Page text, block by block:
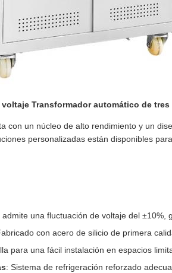
Transformador automático de
con un núcleo de alto rendimiento y un
personalizadas están disponibles
admite una fluctuación de voltaje del ±10%,
con acero de silicio de primera
para una fácil instalación en espacios
: Sistema de refrigeración reforzado